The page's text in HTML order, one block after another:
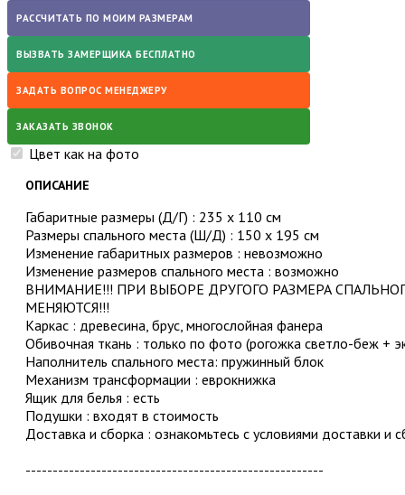
РАССЧИТАТЬ ПО МОИМ РАЗМЕРАМ
ВЫЗВАТЬ ЗАМЕРЩИКА БЕСПЛАТНО
ЗАДАТЬ ВОПРОС МЕНЕДЖЕРУ
ЗАКАЗАТЬ ЗВОНОК
Цвет как на фото
ОПИСАНИЕ
Габаритные размеры (Д/Г) : 235 х 110 см
Размеры спального места (Ш/Д) : 150 х 195 см
Изменение габаритных размеров : невозможно
Изменение размеров спального места : возможно
ВНИМАНИЕ!!! ПРИ ВЫБОРЕ ДРУГОГО РАЗМЕРА
МЕНЯЮТСЯ!!!
Каркас : древесина, брус, многослойная фанера
Обивочная ткань : только по фото (рогожка светло-беж +
Наполнитель спального места: пружинный блок
Механизм трансформации : еврокнижка
Ящик для белья : есть
Подушки : входят в стоимость
Доставка и сборка : ознакомьтесь с условиями доставки и
-------------------------------------------------------